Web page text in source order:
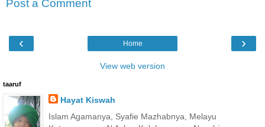
Post a Comment
‹ ›
Home
View web version
taaruf
Hayat Kiswah
Islam Agamanya, Syafie Mazhabnya, Melayu